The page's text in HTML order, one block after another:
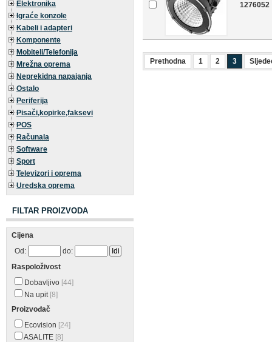
Elektronika
Igraće konzole
Kabeli i adapteri
Komponente
Mobiteli/Telefonija
Mrežna oprema
Neprekidna napajanja
Ostalo
Periferija
Pisači,kopirke,faksevi
POS
Računala
Software
Sport
Televizori i oprema
Uredska oprema
FILTAR PROIZVODA
Cijena
Od:
do:
Raspoloživost
Dobavljivo [44]
Na upit [8]
Proizvođač
Ecovision [24]
ASALITE [8]
1276052
Prethodna 1 2 3